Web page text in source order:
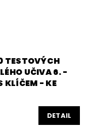
TESTOVÝCH
UČIVA 6. -
KLÍČEM - KE
DETAIL